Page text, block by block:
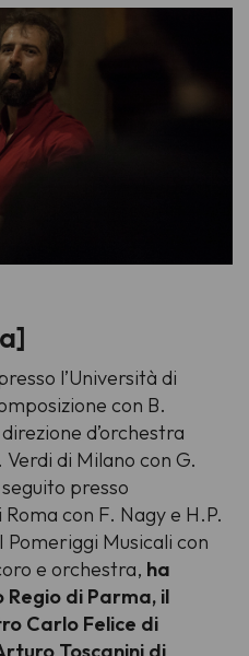
l’Università di
con B.
d’orchestra
di Milano con G.
presso
Roma con F. Nagy e H.P.
Pomeriggi Musicali con
e orchestra, ha
di Parma, il
Carlo Felice di
Toscanini di